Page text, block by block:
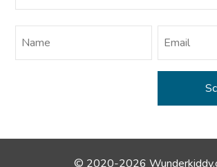
© 2020-2026